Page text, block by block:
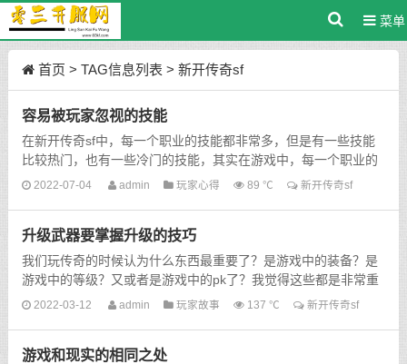
菜单
首页 > TAG信息列表 > 新开传奇sf
容易被玩家忽视的技能
在新开传奇sf中，每一个职业的技能都非常多，但是有一些技能
比较热门，也有一些冷门的技能，其实在游戏中，每一个职业的
技能都有它的用处，只要我们在合理的时候使用出来，才能看到
2022-07-04 admin 玩家心得 89 ℃ 新开传奇sf
升级武器要掌握升级的技巧
我们玩传奇的时候认为什么东西最重要了？是游戏中的装备？是
游戏中的等级？又或者是游戏中的pk了？我觉得这些都是非常重
要的，那么升级和pk需要什么作为最强大的支撑呢！我想很多
2022-03-12 admin 玩家故事 137 ℃ 新开传奇sf
游戏和现实的相同之处